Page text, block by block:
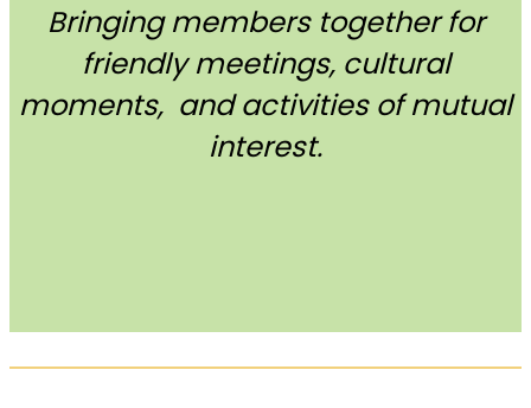
Bringing members together for
friendly meetings, cultural
moments, and activities of mutual
interest.